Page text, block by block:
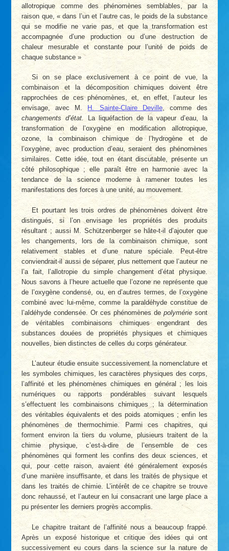
allotropique comme des phénomènes semblables, par la
raison que, « dans l’un et l’autre cas, le poids de la substance
qui se modifie ne varie pas, et que la transformation est
accompagnée d’une production ou d’une destruction de
chaleur mesurable et constante pour l’unité de poids de
chaque substance »
Si on se place exclusivement à ce point de vue, la
combinaison et la décomposition chimiques doivent être
rapprochées de ces phénomènes, et, en effet, l’auteur les
envisage, avec M.H. Sainte-Claire Deville, comme des
changements d’état.La liquéfaction de la vapeur d’eau, la
transformation de l’oxygène en modification allotropique,
ozone, la combinaison chimique de l’hydrogène et de
l’oxygène, avec production d’eau, seraient des phénomènes
similaires. Cette idée, tout en étant discutable, présente un
côté philosophique ; elle paraît être en harmonie avec la
tendance de la science moderne à ramener toutes les
manifestations des forces à une unité, au mouvement.
Et pourtant les trois ordres de phénomènes doivent être
distingués, si l’on envisage les propriétés des produits
résultant ; aussi M. Schützenberger se hâte-t-il d’ajouter que
les changements, lors de la combinaison chimique, sont
relativement stables et d’une nature spéciale. Peut-être
conviendrait-il aussi de séparer, plus nettement que l’auteur ne
l’a fait, l’allotropie du simple changement d’état physique.
Nous savons à l’heure actuelle que l’ozone ne représente que
de l’oxygène condensé, ou, en d’autres termes, de l’oxygène
combiné avec lui-même, comme la paraldéhyde constitue de
l’aldéhyde condensée. Or ces phénomènes depolymériesont
de véritables combinaisons chimiques engendrant des
substances douées de propriétés physiques et chimiques
nouvelles, bien distinctes de celles du corps générateur.
L’auteur étudie ensuite successivement la nomenclature et
les symboles chimiques, les caractères physiques des corps,
l’affinité et les phénomènes chimiques en général ; les lois
numériques ou rapports pondérables suivant lesquels
s’effectuent les combinaisons chimiques ; la détermination
des véritables équivalents et des poids atomiques ; enfin les
phénomènes de thermochimie. Parmi ces chapitres, qui
forment environ la tiers du volume, plusieurs traitent de la
chimie physique, c’est-à-dire de l’ensemble de ces
phénomènes qui forment les confins des deux sciences, et
qui, pour cette raison, avaient été généralement exposés
d’une manière insuffisante, et dans les traités de physique et
dans les traités de chimie. L’intérêt de ce chapitre se trouve
donc rehaussé, et l’auteur en lui consacrant une large place a
pu présenter les derniers progrès accomplis.
Le chapitre traitant de l’affinité nous a beaucoup frappé.
Après un exposé historique et critique des idées qui ont
successivement eu cours dans la science sur la nature de